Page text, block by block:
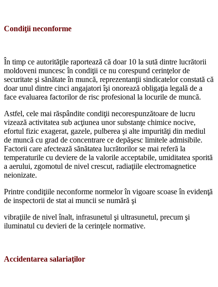
Condiţii neconforme
În timp ce autorităţile raportează că doar 10 la sută dintre lucrătorii
moldoveni mun­cesc în condiţii ce nu corespund cerinţelor de
securitate şi sănătate în muncă, repre­zentanţii sindicatelor constată că
doar unul dintre cinci angajatori îşi onorează obligaţia legală de a
face evaluarea factorilor de risc profesional la locurile de muncă.
Astfel, cele mai răspândite condiţii neco­respunzătoare de lucru
vizează activitatea sub acţiunea unor substanţe chimice nocive,
efortul fizic exagerat, gazele, pulberea şi alte impurităţi din mediul
de muncă cu grad de concentrare ce depăşesc limitele admisibile.
Factorii care afectează sănătatea lucrătorilor se mai referă la
temperaturile cu deviere de la valorile acceptabile, umiditatea sporită
a aerului, zgomotul de nivel crescut, radiaţiile electromagnetice
neionizate.
Printre condiţiile neconforme normelor în vigoare scoase în evidenţă
de inspectorii de stat ai muncii se numără şi
vibraţiile de nivel înalt, infrasunetul şi ultrasunetul, pre­cum şi
iluminatul cu devieri de la cerinţele normative.
Accidentarea salariaţilor